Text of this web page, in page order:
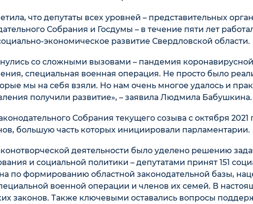
что депутаты всех уровней – представительных
Собрания и Госдумы – в течение пяти лет
экономическое развитие Свердловской области.
со сложными вызовами – пандемия
специальная военная операция. Не просто было
мы на себя взяли. Но нам очень многое удалось и
получили развитие», – заявила Людмила Бабушкина.
Собрания текущего созыва с октября 2021
большую часть которых инициировали парламентарии.
деятельности было уделено решению
и социальной политики – депутатами принят 151
по формированию областной законодательной базы,
военной операции и членов их семей. В
законов. Также ключевыми оставались вопросы